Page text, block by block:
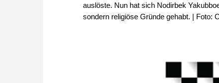
auslöste. Nun hat sich Nodirbek
sondern religiöse Gründe gehabt. | Foto: